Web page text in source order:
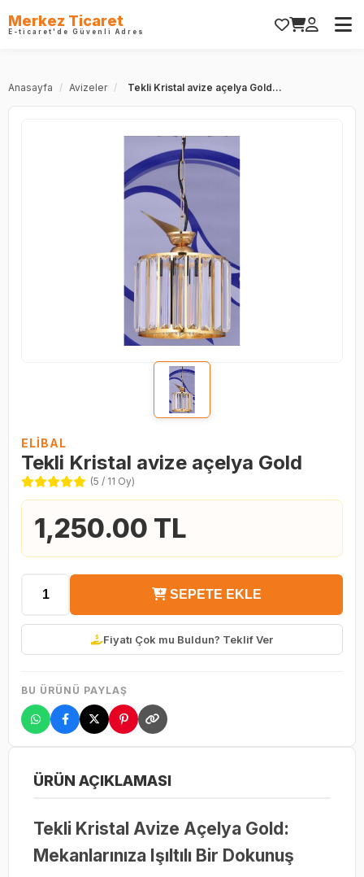
Merkez Ticaret
E-ticaret'de Güvenli Adres
Anasayfa / Avizeler / Tekli Kristal avize açelya Gold...
ELİBAL
Tekli Kristal avize açelya Gold
(5 / 11 Oy)
1,250.00 TL
SEPETE EKLE
Fiyatı Çok mu Buldun? Teklif Ver
BU ÜRÜNÜ PAYLAŞ
ÜRÜN AÇIKLAMASI
Tekli Kristal Avize Açelya Gold:
Mekanlarınıza Işıltılı Bir Dokunuş